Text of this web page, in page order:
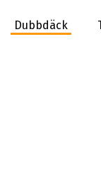
Dubbdäck